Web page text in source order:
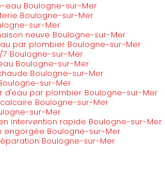
eau Boulogne-sur-Mer
Boulogne-sur-Mer
sur-Mer
neuve Boulogne-sur-Mer
par plombier Boulogne-sur-Mer
Boulogne-sur-Mer
Boulogne-sur-Mer
Boulogne-sur-Mer
sur-Mer
d'eau par plombier Boulogne-sur-Mer
Boulogne-sur-Mer
sur-Mer
intervention rapide Boulogne-sur-Mer
engorgée Boulogne-sur-Mer
Boulogne-sur-Mer